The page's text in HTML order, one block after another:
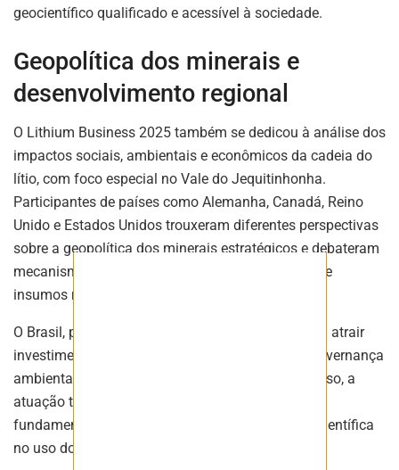
geocientífico qualificado e acessível à sociedade.
Geopolítica dos minerais e
desenvolvimento regional
O Lithium Business 2025 também se dedicou à análise dos
impactos sociais, ambientais e econômicos da cadeia do
lítio, com foco especial no Vale do Jequitinhonha.
Participantes de países como Alemanha, Canadá, Reino
Unido e Estados Unidos trouxeram diferentes perspectivas
sobre a geopolítica dos minerais estratégicos e debateram
mecanismos de incentivo à produção de baterias e
insumos minerais.
O Brasil, por sua vez, vem adotando medidas para atrair
investimentos e, ao mesmo tempo, promover a governança
ambiental nas regiões mineradoras. Nesse processo, a
atuação técnica do SGB tem sido considerada
fundamental para garantir transparência e base científica
no uso dos recursos naturais.
ASSINE NOSSA
NEWSLETTER
Fique atualizado com as últimas
notíciase inovações do setor mineral
ASSINAR